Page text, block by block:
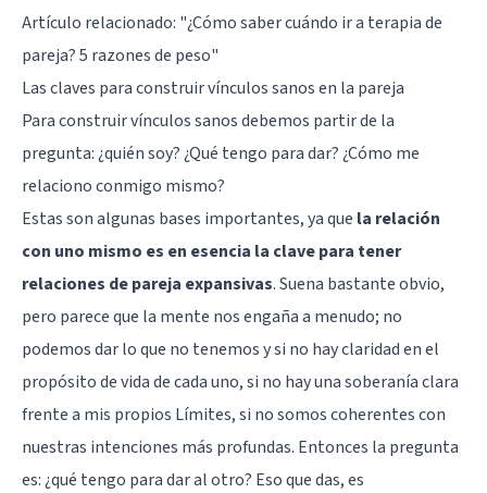
Artículo relacionado: "¿Cómo saber cuándo ir a terapia de
pareja? 5 razones de peso"
Las claves para construir vínculos sanos en la pareja
Para construir vínculos sanos debemos partir de la
pregunta: ¿quién soy? ¿Qué tengo para dar? ¿Cómo me
relaciono conmigo mismo?
Estas son algunas bases importantes, ya que la relación
con uno mismo es en esencia la clave para tener
relaciones de pareja expansivas. Suena bastante obvio,
pero parece que la mente nos engaña a menudo; no
podemos dar lo que no tenemos y si no hay claridad en el
propósito de vida de cada uno, si no hay una soberanía clara
frente a mis propios Límites, si no somos coherentes con
nuestras intenciones más profundas. Entonces la pregunta
es: ¿qué tengo para dar al otro? Eso que das, es